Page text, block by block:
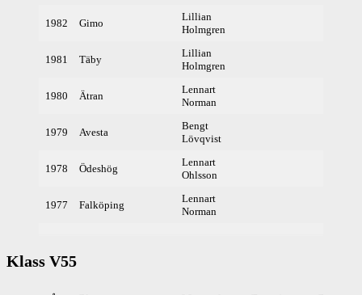
1982 Gimo
Lillian
Holmgren
1981 Täby
Lillian
Holmgren
1980 Ätran
Lennart
Norman
1979 Avesta
Bengt
Lövqvist
1978 Ödeshög
Lennart
Ohlsson
1977 Falköping
Lennart
Norman
Klass V55